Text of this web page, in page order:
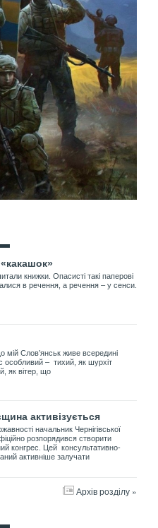
«какашок»
книжки. Опасисті такі паперові
в речення, а речення – у сенси.
мій Слов’янськ живе всередині
особливий – тихий, як шурхіт
як вітер, що
активізується
начальник Чернігівської
розпорядився створити
конгрес. Цей консультативно-
активніше залучати
Архів розділу »